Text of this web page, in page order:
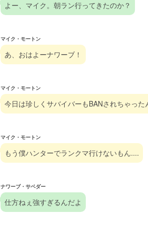
よー、マイク。朝ラン行ってきたのか？
マイク・モートン
あ、おはよーナワーブ！
マイク・モートン
今日は珍しくサバイバーもBANされちゃった
マイク・モートン
もう僕ハンターでランクマ行けないもん....
ナワーブ・サベダー
仕方ねぇ強すぎるんだよ